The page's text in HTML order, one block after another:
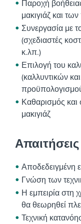
Παροχή
μακιγιάζ και
Συνεργασία με
(σχεδιαστές
κ.λπ.)
Επιλογή του
(καλλυντικών
Καθαρισμός και
μακιγιάζ
Απαιτήσεις
Αποδεδειγμένη
Γνώση των
Η εμπειρία στη
θα θεωρηθεί
Τεχνική